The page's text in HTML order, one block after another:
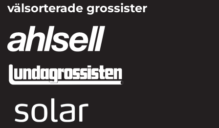
välsorterade grossister